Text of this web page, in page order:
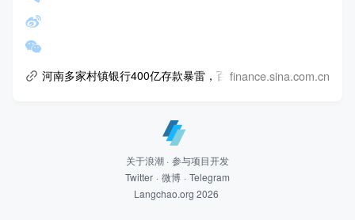
河南多家村镇银行400亿存款暴雷，百度、小米、360或牵涉其
finance.sina.com.cn
关于浪潮 · 参与项目开发
Twitter · 微博 · Telegram
Langchao.org 2026